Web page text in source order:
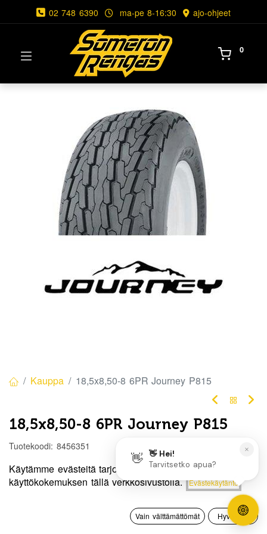
Hinta:
Lisää ostoskoriin
0
Toivelista Tili
02 748 6390 ma-pe 8-16:30 ajo-ohjeet
0
Kauppa 18,5x8,50-8 6PR Journey P815
18,5x8,50-8 6PR Journey P815
Tuotekoodi: 8456351
70,00€ / kpl
Käytämme evästeitä tarjotaksemme sinulle paremman
käyttökokemuksen tällä verkkosivustolla.
Evästekäytäntö
Vain välttämättömät Hyväksyn